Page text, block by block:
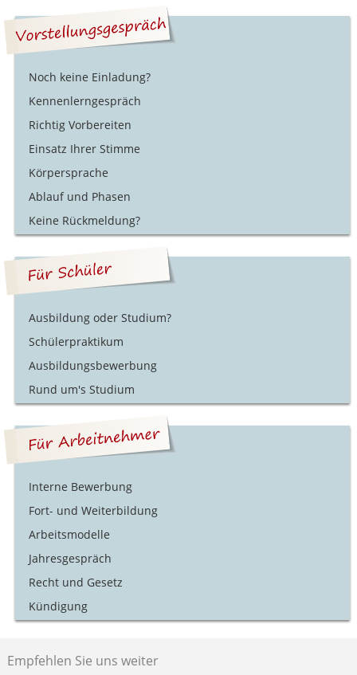
Noch keine Einladung?
Kennenlerngespräch
Richtig Vorbereiten
Einsatz Ihrer Stimme
Körpersprache
Ablauf und Phasen
Keine Rückmeldung?
Ausbildung oder Studium?
Schülerpraktikum
Ausbildungsbewerbung
Rund um's Studium
Interne Bewerbung
Fort- und Weiterbildung
Arbeitsmodelle
Jahresgespräch
Recht und Gesetz
Kündigung
Empfehlen Sie uns weiter